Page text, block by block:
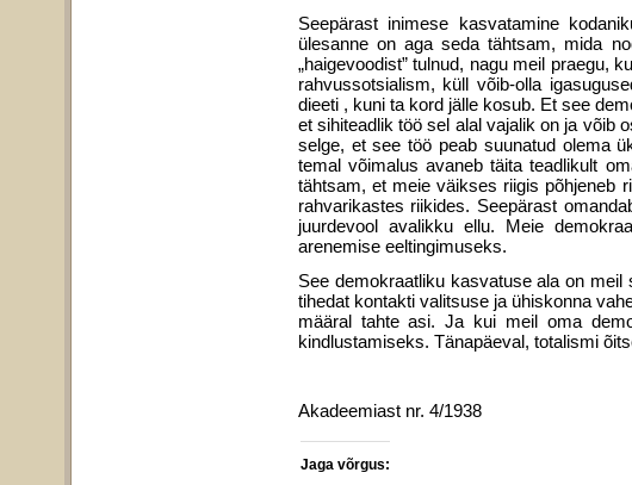
Seepärast inimese kasvatamine
ülesanne on aga seda tähtsam, mida
„haigevoodist” tulnud, nagu meil praegu,
rahvussotsialism, küll võib-olla
dieeti , kuni ta kord jälle kosub. Et see
et sihiteadlik töö sel alal vajalik on ja võib
selge, et see töö peab suunatud olema
temal võimalus avaneb täita teadlikult
tähtsam, et meie väikses riigis põhjeneb
rahvarikastes riikides. Seepärast
juurdevool avalikku ellu. Meie
arenemise eeltingimuseks.
See demokraatliku kasvatuse ala on
tihedat kontakti valitsuse ja ühiskonna
määral tahte asi. Ja kui meil oma
kindlustami­seks. Tänapäeval, totalismi
Akadeemiast nr. 4/1938
Jaga võrgus: